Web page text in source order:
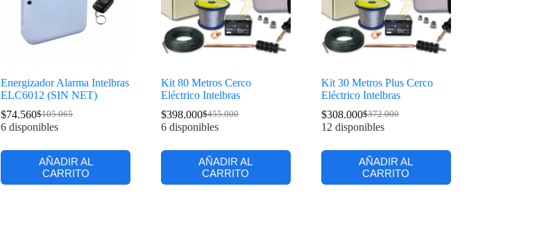
Energizador Alarma Intelbras
ELC6012 (SIN NET)
$105.065
$74.560
6 disponibles
AÑADIR AL
CARRITO
Kit 80 Metros Cerco
Eléctrico Intelbras
$455.000
$398.000
6 disponibles
AÑADIR AL
CARRITO
Kit 30 Metros Plus Cerco
Eléctrico Intelbras
$372.000
$308.000
12 disponibles
AÑADIR AL
CARRITO